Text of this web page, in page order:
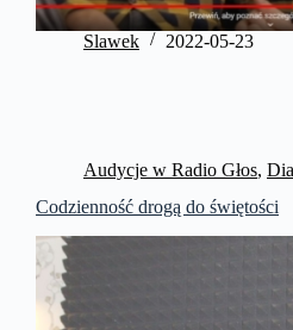
Slawek 2022-05-23
Audycje w Radio Głos,
Codzienność drogą do świętości